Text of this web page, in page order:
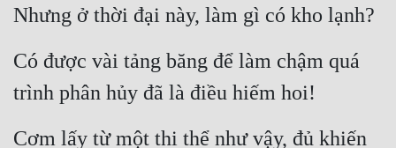
Nhưng ở thời đại này, làm gì có kho lạnh?
Có được vài tảng băng để làm chậm quá
trình phân hủy đã là điều hiếm hoi!
Cơm lấy từ một thi thể như vậy, đủ khiến